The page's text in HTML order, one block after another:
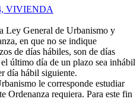
VIVIENDA
Ley General de Urbanismo y
en que no se indique
de días hábiles, son de días
último día de un plazo sea inhábil
día hábil siguiente.
le corresponde estudiar
Ordenanza requiera. Para este fin